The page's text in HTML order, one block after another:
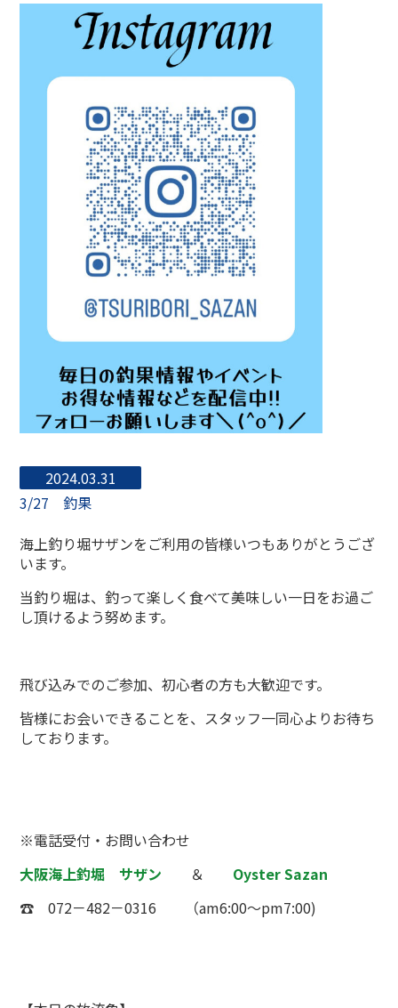
2024.03.31
3/27 釣果
海上釣り堀サザンをご利用の皆様いつもありがとうござ
います。
当釣り堀は、釣って楽しく食べて美味しい一日をお過ご
し頂けるよう努めます。
飛び込みでのご参加、初心者の方も大歓迎です。
皆様にお会いできることを、スタッフ一同心よりお待ち
しております。
※電話受付・お問い合わせ
大阪海上釣堀 サザン ＆ Oyster Sazan
☎ 072－482－0316 （am6:00～pm7:00)